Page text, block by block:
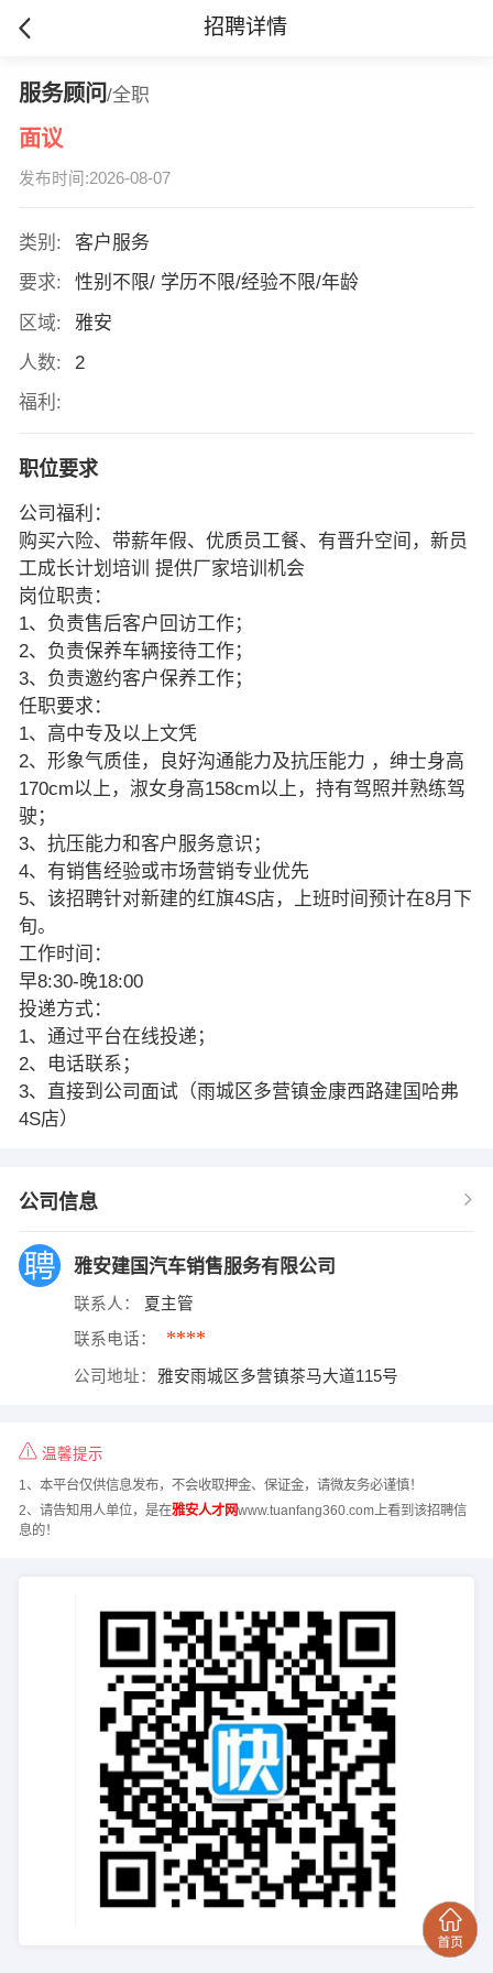
招聘详情
服务顾问/全职
面议
发布时间:2026-08-07
类别:
客户服务
要求:
性别不限/ 学历不限/经验不限/年龄
区域:
雅安
人数:
2
福利:
职位要求
公司福利：
购买六险、带薪年假、优质员工餐、有晋升空间，新员
工成长计划培训 提供厂家培训机会
岗位职责：
1、负责售后客户回访工作；
2、负责保养车辆接待工作；
3、负责邀约客户保养工作；
任职要求：
1、高中专及以上文凭
2、形象气质佳，良好沟通能力及抗压能力 ，绅士身高
170cm以上，淑女身高158cm以上，持有驾照并熟练驾
驶；
3、抗压能力和客户服务意识；
4、有销售经验或市场营销专业优先
5、该招聘针对新建的红旗4S店，上班时间预计在8月下
旬。
工作时间：
早8:30-晚18:00
投递方式：
1、通过平台在线投递；
2、电话联系；
3、直接到公司面试（雨城区多营镇金康西路建国哈弗
4S店）
公司信息
雅安建国汽车销售服务有限公司
联系人： 夏主管
联系电话： ****
公司地址： 雅安雨城区多营镇茶马大道115号
温馨提示
1、本平台仅供信息发布，不会收取押金、保证金，请微友务必谨慎！
2、请告知用人单位，是在雅安人才网www.tuanfang360.com上看到该招聘信
息的！